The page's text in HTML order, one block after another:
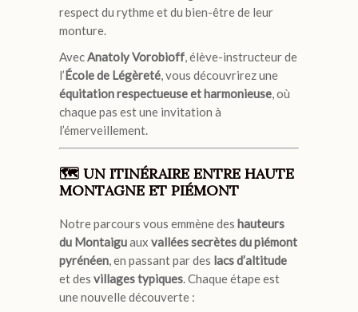
respect du rythme et du bien-être de leur
monture.
AvecAnatoly Vorobioff, élève-instructeur de
l’École de Légèreté, vous découvrirez une
équitation respectueuse et harmonieuse, où
chaque pas est une invitation à
l’émerveillement.
🗺️ UN ITINÉRAIRE ENTRE HAUTE
MONTAGNE ET PIÉMONT
Notre parcours vous emmène des hauteurs
du Montaiguaux vallées secrètes du piémont
pyrénéen, en passant par des lacs d’altitude
et des villages typiques. Chaque étape est
une nouvelle découverte :